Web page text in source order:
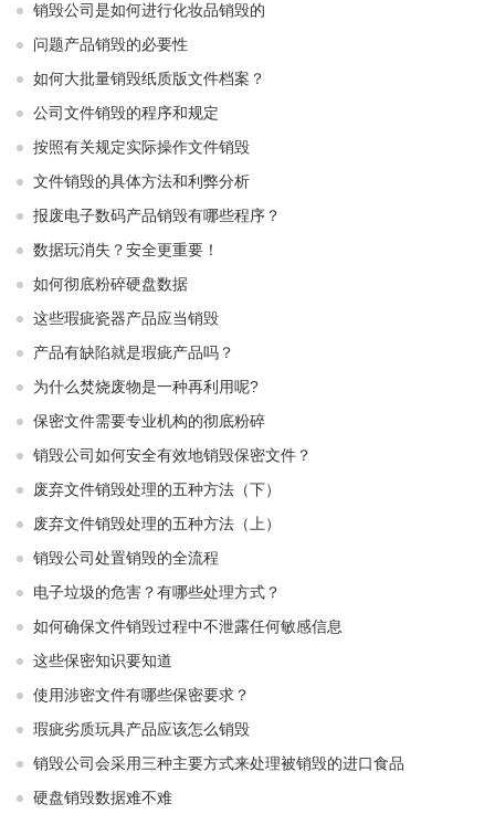
销毁公司是如何进行化妆品销毁的
问题产品销毁的必要性
如何大批量销毁纸质版文件档案？
公司文件销毁的程序和规定
按照有关规定实际操作文件销毁
文件销毁的具体方法和利弊分析
报废电子数码产品销毁有哪些程序？
数据玩消失？安全更重要！
如何彻底粉碎硬盘数据
这些瑕疵瓷器产品应当销毁
产品有缺陷就是瑕疵产品吗？
为什么焚烧废物是一种再利用呢?
保密文件需要专业机构的彻底粉碎
销毁公司如何安全有效地销毁保密文件？
废弃文件销毁处理的五种方法（下）
废弃文件销毁处理的五种方法（上）
销毁公司处置销毁的全流程
电子垃圾的危害？有哪些处理方式？
如何确保文件销毁过程中不泄露任何敏感信息
这些保密知识要知道
使用涉密文件有哪些保密要求？
瑕疵劣质玩具产品应该怎么销毁
销毁公司会采用三种主要方式来处理被销毁的进口食品
硬盘销毁数据难不难